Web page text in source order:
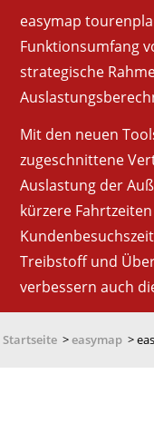
easymap
Funktionsumfang
strategische
Mit den neuen
zugeschnittene
Auslastung der
kürzere
Treibstoff und
verbessern auch
Startseite >easymap >